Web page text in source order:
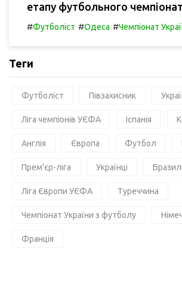
етапу футбольного
#Футболіст #Одеса #Чемпіонат
Теги
Футболіст Півзахисник
Ліга чемпіонів УЄФА Іспанія
Англія Європа Футбол
Прем'єр-ліга Українці
Ліга Європи УЄФА Туреччина
Чемпіонат України з футболу
Франція